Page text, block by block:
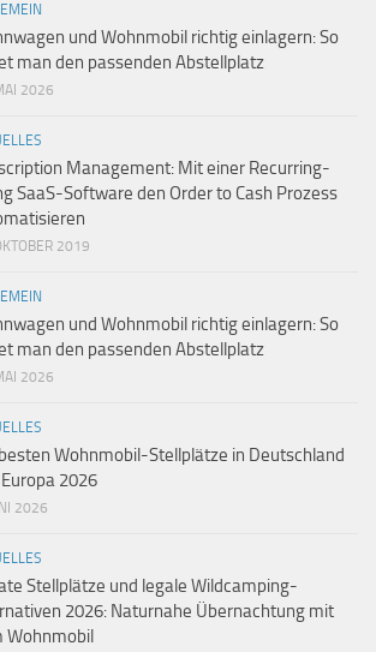
und Wohnmobil richtig einlagern: So
man den passenden Abstellplatz
2026
Management: Mit einer Recurring-
SaaS-Software den Order to Cash Prozess
2019
und Wohnmobil richtig einlagern: So
man den passenden Abstellplatz
2026
Wohnmobil-Stellplätze in Deutschland
2026
2026
Stellplätze und legale Wildcamping-
2026: Naturnahe Übernachtung mit
Wohnmobil